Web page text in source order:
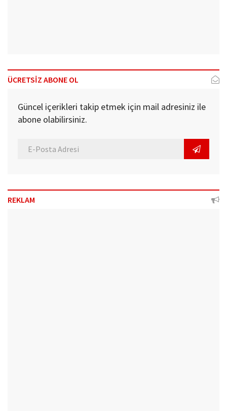
ÜCRETSİZ ABONE OL
Güncel içerikleri takip etmek için mail adresiniz ile
abone olabilirsiniz.
REKLAM